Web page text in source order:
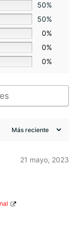
50%
50%
0%
0%
0%
21 mayo, 2023